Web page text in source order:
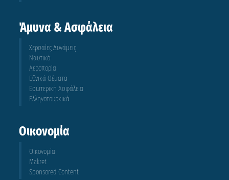
Άμυνα & Ασφάλεια
Χερσαίες Δυνάμεις
Ναυτικό
Αεροπορία
Εθνικά Θέματα
Εσωτερική Ασφάλεια
Ελληνοτουρκικά
Οικονομία
Οικονομία
Makret
Sponsored Content